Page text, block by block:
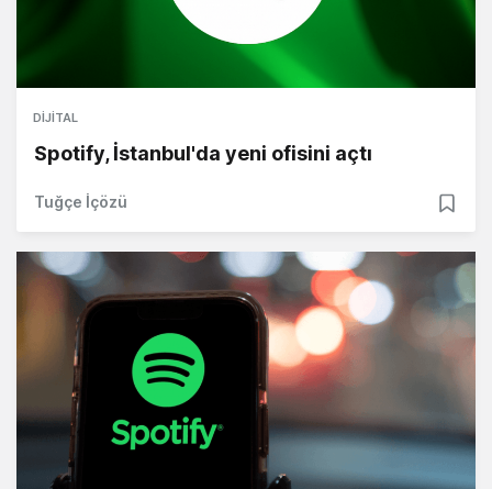
DIJITAL
Spotify, İstanbul'da yeni ofisini açtı
Tuğçe İçözü